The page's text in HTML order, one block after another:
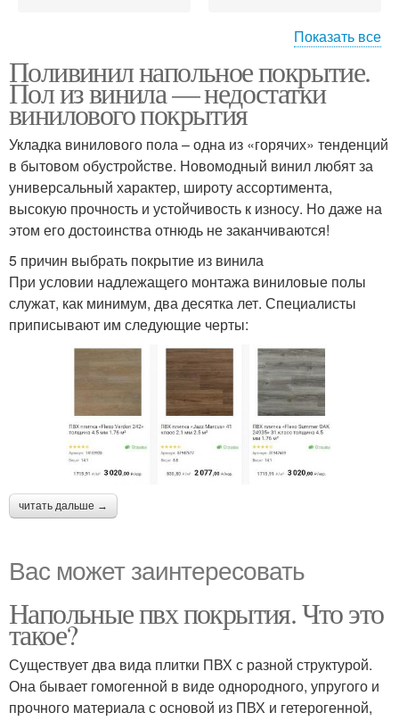
Модульное покрытие Рулонные покрытия
Плиточные покрытия Покрытие для балкона
Покрытия на балконе
Показать все
Поливинил напольное покрытие.
Пол из винила — недостатки
винилового покрытия
Укладка винилового пола – одна из «горячих» тенденций
в бытовом обустройстве. Новомодный винил любят за
универсальный характер, широту ассортимента,
высокую прочность и устойчивость к износу. Но даже на
этом его достоинства отнюдь не заканчиваются!
5 причин выбрать покрытие из винила
При условии надлежащего монтажа виниловые полы
служат, как минимум, два десятка лет. Специалисты
приписывают им следующие черты:
читать дальше →
Вас может заинтересовать
Напольные пвх покрытия. Что это
такое?
Существует два вида плитки ПВХ с разной структурой.
Она бывает гомогенной в виде однородного, упругого и
прочного материала с основой из ПВХ и гетерогенной,